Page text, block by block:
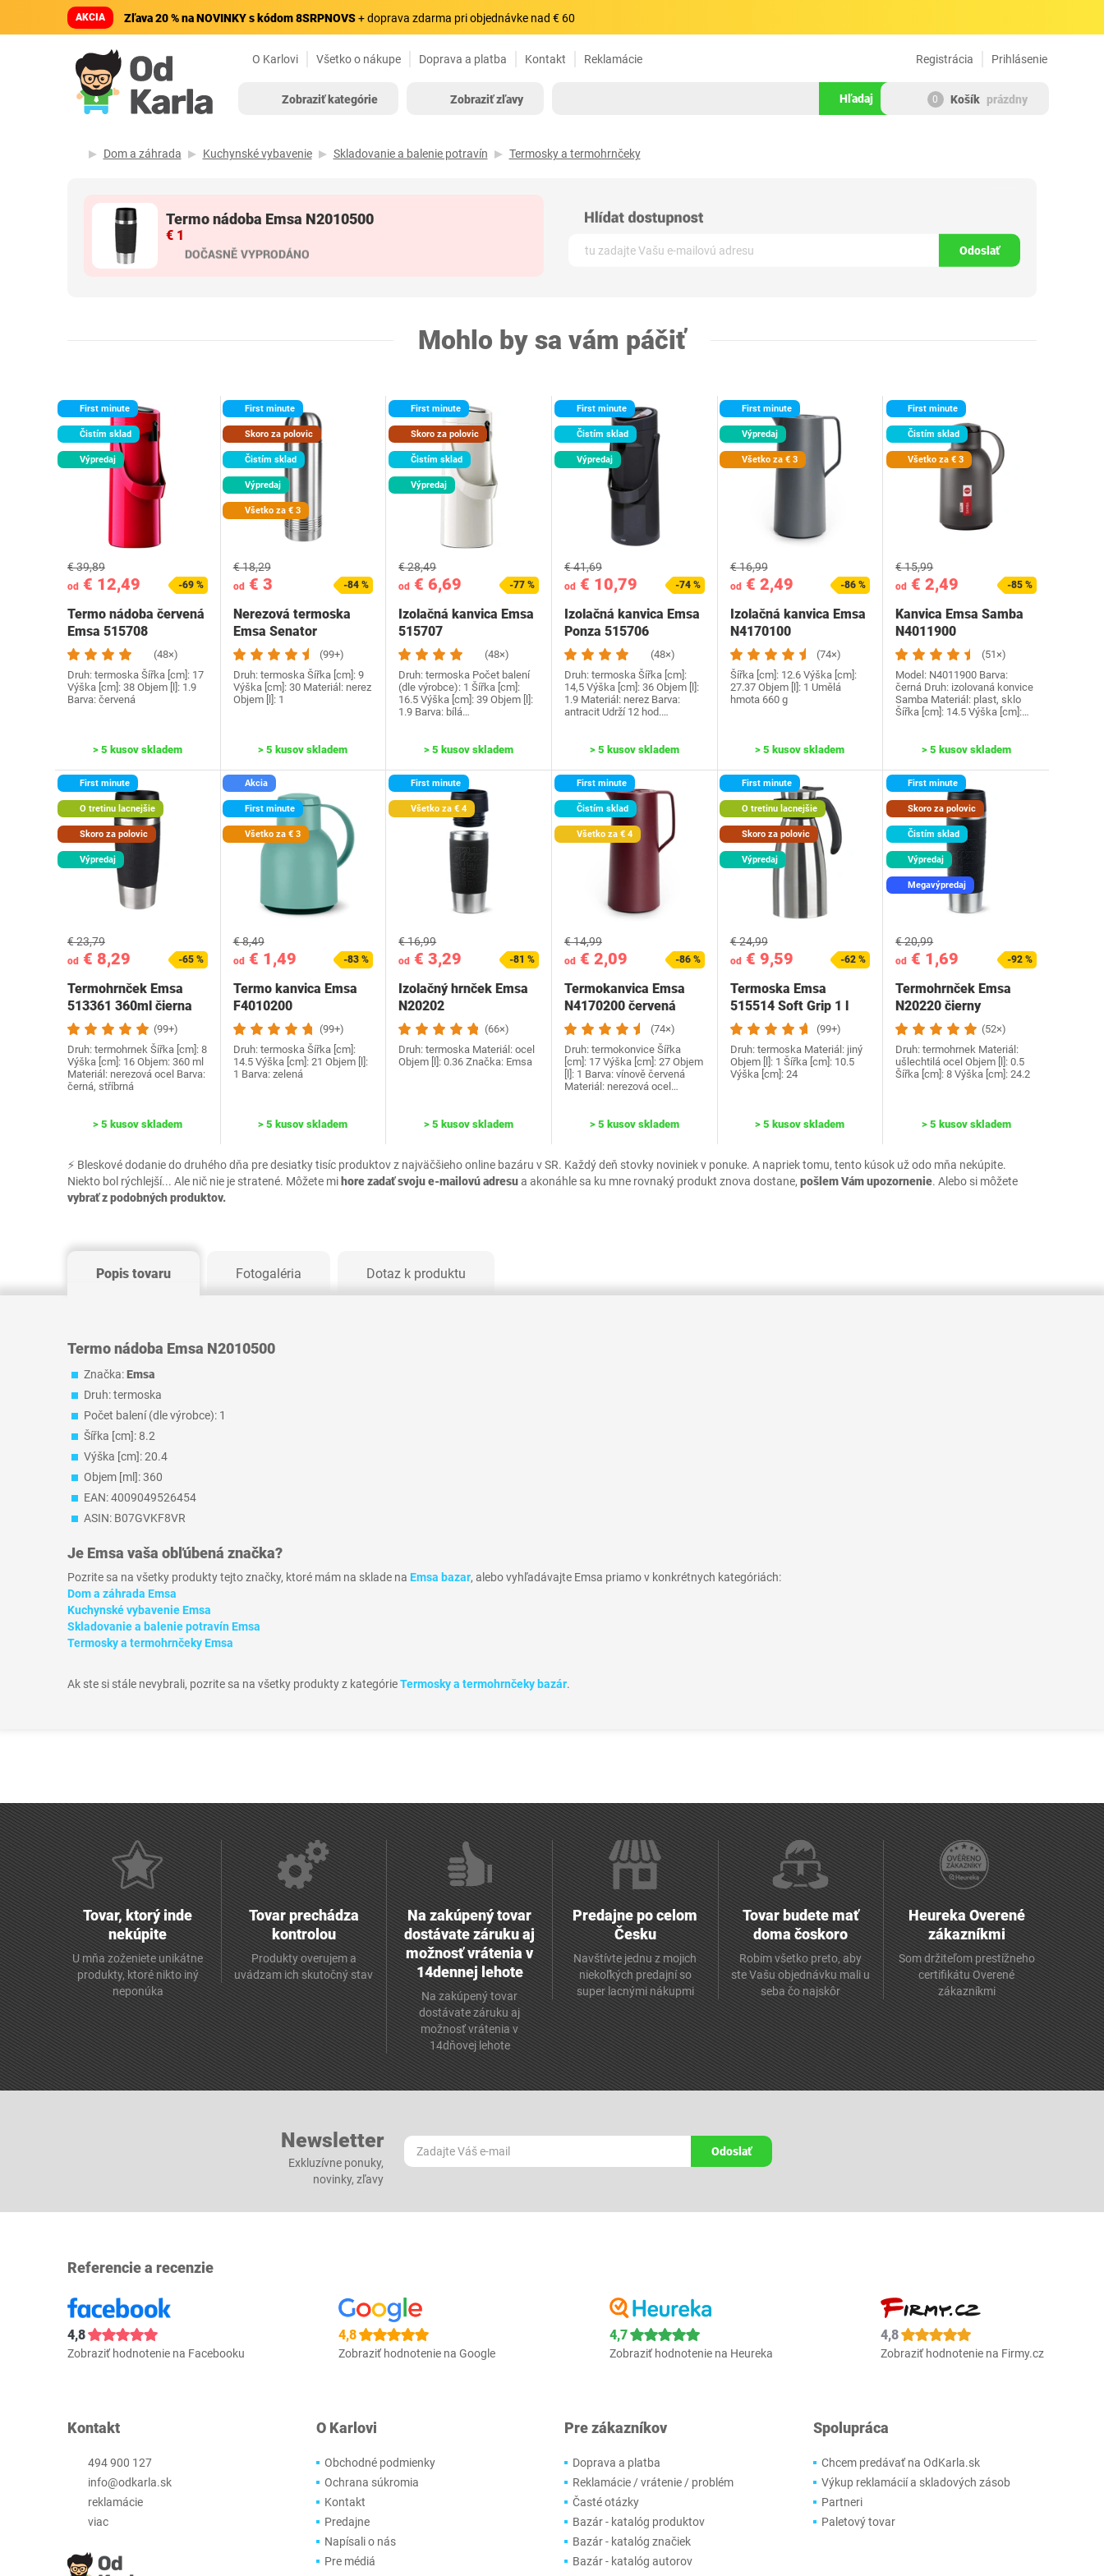
AKCIA Zľava 20 % na NOVINKY s kódom 8SRPNOVS+ doprava zdarma pri objednávke nad € 60
O Karlovi Všetko o nákupe Doprava a platba Kontakt Reklamácie Prihlásenie
Registrácia
Zobraziť kategórie Zobraziť zľavy Hľadaj 0 Košík prázdny
Dom a záhrada Kuchynské vybavenie Skladovanie a balenie potravín Termosky a termohrnčeky
Termo nádoba Emsa N2010500
⚡ Bleskové dodanie do druhého dňa pre desiatky tisíc produktov z najväčšieho online bazáru v SR. Každý deň stovky noviniek v ponuke. A napriek tomu, tento kúsok už odo mňa nekúpite.
Niekto bol rýchlejší... Ale nič nie je stratené. Môžete mihore zadať svoju e-mailovú adresua akonáhle sa ku mne rovnaký produkt znova dostane, pošlem Vám upozornenie. Alebo si môžete
vybrať z podobných produktov.
€ 1
Odoslať
Mohlo by sa vám páčiť
First minute
Čistím sklad
Výpredaj
od € 12,49
€ 39,89
-69 %
Termo nádoba červená
Emsa 515708
(48×)
Druh: termoska Šířka [cm]: 17
Výška [cm]: 38 Objem [l]: 1.9
Barva: červená
> 5 kusov skladem
First minute
Skoro za polovic
Čistím sklad
Výpredaj
Všetko za € 3
od€ 3
€ 18,29
-84 %
Nerezová termoska
Emsa Senator
618101600
(99+)
Druh: termoska Šířka [cm]: 9
Výška [cm]: 30 Materiál: nerez
Objem [l]: 1
> 5 kusov skladem
First minute
Skoro za polovic
Čistím sklad
Výpredaj
od € 6,69
€ 28,49
-77 %
Izolačná kanvica Emsa
515707
(48×)
Druh: termoska Počet balení
(dle výrobce): 1 Šířka [cm]:
16.5 Výška [cm]: 39 Objem [l]:
1.9 Barva: bílá…
> 5 kusov skladem
First minute
Čistím sklad
Výpredaj
od€ 10,79
€ 41,69
-74 %
Izolačná kanvica Emsa
Ponza 515706
(48×)
Druh: termoska Šířka [cm]:
14,5 Výška [cm]: 36 Objem [l]:
1.9 Materiál: nerez Barva:
antracit Udrží 12 hod.…
> 5 kusov skladem
First minute
Výpredaj
Všetko za € 3
od€ 2,49
€ 16,99
-86 %
Izolačná kanvica Emsa
‎N4170100
(74×)
Šířka [cm]: 12.6 Výška [cm]:
27.37 Objem [l]: 1 ‎Umělá
hmota ‎660 g
> 5 kusov skladem
First minute
Čistím sklad
Všetko za € 3
od € 2,49
€ 15,99
-85 %
Kanvica Emsa Samba
N4011900
(51×)
Model: N4011900 Barva:
černá Druh: izolovaná konvice
Samba Materiál: plast, sklo
Šířka [cm]: 14.5 Výška [cm]:…
> 5 kusov skladem
First minute
O tretinu lacnejšie
Skoro za polovic
Výpredaj
od € 8,29
€ 23,79
-65 %
Termohrnček Emsa
513361 360ml čierna
(99+)
Druh: termohrnek Šířka [cm]: 8
Výška [cm]: 16 Objem: 360 ml
Materiál: nerezová ocel Barva:
černá, stříbrná
> 5 kusov skladem
Akcia
First minute
Všetko za € 3
od€ 1,49
€ 8,49
-83 %
Termo kanvica Emsa
F4010200
(99+)
Druh: termoska Šířka [cm]:
14.5 Výška [cm]: 21 Objem [l]:
1 Barva: zelená
> 5 kusov skladem
First minute
Všetko za € 4
od € 3,29
€ 16,99
-81 %
Izolačný hrnček Emsa
N20202
(66×)
Druh: termoska Materiál: ocel
Objem [l]: 0.36 Značka: Emsa
> 5 kusov skladem
First minute
Čistím sklad
Všetko za € 4
od€ 2,09
€ 14,99
-86 %
Termokanvica Emsa
N4170200 červená
(74×)
Druh: termokonvice Šířka
[cm]: 17 Výška [cm]: 27 Objem
[l]: 1 Barva: vínově červená
Materiál: nerezová ocel…
> 5 kusov skladem
First minute
O tretinu lacnejšie
Skoro za polovic
Výpredaj
od€ 9,59
€ 24,99
-62 %
Termoska Emsa
515514 Soft Grip 1 l
(99+)
Druh: termoska Materiál: jiný
Objem [l]: 1 Šířka [cm]: 10.5
Výška [cm]: 24
> 5 kusov skladem
First minute
Skoro za polovic
Čistím sklad
Výpredaj
Megavýpredaj
od € 1,69
€ 20,99
-92 %
Termohrnček Emsa
N20220 čierny
(52×)
Druh: termohrnek Materiál:
ušlechtilá ocel Objem [l]: 0.5
Šířka [cm]: 8 Výška [cm]: 24.2
> 5 kusov skladem
Popis tovaru Fotogaléria Dotaz k produktu
Termo nádoba Emsa N2010500
Značka:Emsa
Druh: termoska
Počet balení (dle výrobce): 1
Šířka [cm]: 8.2
Výška [cm]: 20.4
Objem [ml]: 360
EAN: 4009049526454
ASIN: B07GVKF8VR
Je Emsa vaša obľúbená značka?
Pozrite sa na všetky produkty tejto značky, ktoré mám na sklade na Emsa bazar, alebo vyhľadávajte Emsa priamo v konkrétnych kategóriách:
Dom a záhrada Emsa
Kuchynské vybavenie Emsa
Skladovanie a balenie potravín Emsa
Termosky a termohrnčeky Emsa
Ak ste si stále nevybrali, pozrite sa na všetky produkty z kategórieTermosky a termohrnčeky bazár.
Tovar, ktorý inde
nekúpite
U mňa zoženiete unikátne
produkty, ktoré nikto iný
neponúka
Tovar prechádza
kontrolou
Produkty overujem a
uvádzam ich skutočný stav
Na zakúpený tovar
dostávate záruku aj
možnosť vrátenia v
14dennej lehote
Na zakúpený tovar
dostávate záruku aj
možnosť vrátenia v
14dňovej lehote
Predajne po celom
Česku
Navštívte jednu z mojich
niekoľkých predajní so
super lacnými nákupmi
Tovar budete mať
doma čoskoro
Robím všetko preto, aby
ste Vašu objednávku mali u
seba čo najskôr
Heureka Overené
zákazníkmi
Som držiteľom prestížneho
certifikátu Overené
zákazníkmi
Newsletter
Exkluzívne ponuky,
novinky, zľavy
Odoslať
Referencie a recenzie
4,8
Zobraziť hodnotenie na Facebooku
4,8
Zobraziť hodnotenie na Google
4,7
Zobraziť hodnotenie na Heureka
4,8
Zobraziť hodnotenie na Firmy.cz
Kontakt
494 900 127
info@odkarla.sk
reklamácie
viac
O Karlovi
Obchodné podmienky
Ochrana súkromia
Kontakt
Predajne
Napísali o nás
Pre médiá
Pre zákazníkov
Doprava a platba
Reklamácie / vrátenie / problém
Časté otázky
Bazár - katalóg produktov
Bazár - katalóg značiek
Bazár - katalóg autorov
Spolupráca
Chcem predávať na OdKarla.sk
Výkup reklamácií a skladových zásob
Partneri
Paletový tovar